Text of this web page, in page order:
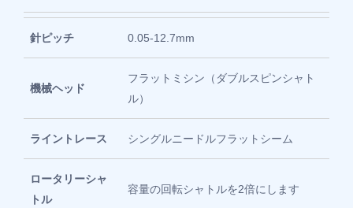
針ピッチ 0.05-12.7mm
機械ヘッド
フラットミシン（ダブルスピンシャト
ル）
ライントレース シングルニードルフラットシーム
ロータリーシャ
トル
容量の回転シャトルを2倍にします